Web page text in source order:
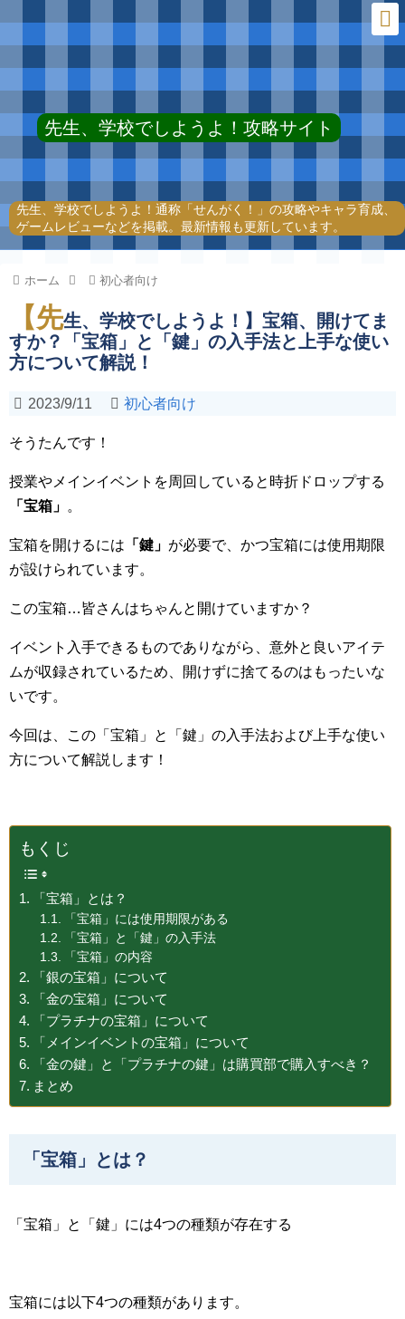
先生、学校でしようよ！攻略サイト
先生、学校でしようよ！通称「せんがく！」の攻略やキャラ育成、
ゲームレビューなどを掲載。最新情報も更新しています。
ホーム 初心者向け
【先生、学校でしようよ！】宝箱、開けてま
すか？「宝箱」と「鍵」の入手法と上手な使い
方について解説！
2023/9/11 初心者向け
そうたんです！
授業やメインイベントを周回していると時折ドロップする
「宝箱」 。
宝箱を開けるには 「鍵」 が必要で、かつ宝箱には使用期限
が設けられています。
この宝箱…皆さんはちゃんと開けていますか？
イベント入手できるものでありながら、意外と良いアイテ
ムが収録されているため、開けずに捨てるのはもったいな
いです。
今回は、この「宝箱」と「鍵」の入手法および上手な使い
方について解説します！
もくじ
「宝箱」とは？
「宝箱」には使用期限がある
「宝箱」と「鍵」の入手法
「宝箱」の内容
「銀の宝箱」について
「金の宝箱」について
「プラチナの宝箱」について
「メインイベントの宝箱」について
「金の鍵」と「プラチナの鍵」は購買部で購入すべき？
まとめ
「宝箱」とは？
「宝箱」と「鍵」には4つの種類が存在する
宝箱には以下4つの種類があります。